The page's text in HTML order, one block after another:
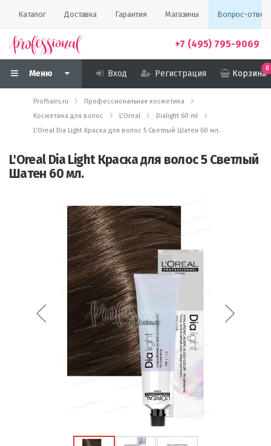
Каталог Доставка Гарантия Магазины Вопрос-ответ
+7 (495) 795-9069
Меню Вход Регистрация Корзина
0
Profhairs.ru
Профессиональная косметика
Косметика для волос
L'Oreal
Dialight 60 ml
L'Oreal Dia Light Краска для волос 5 Светлый Шатен 60 мл.
L'Oreal Dia Light Краска для волос 5 Светлый
Шатен 60 мл.